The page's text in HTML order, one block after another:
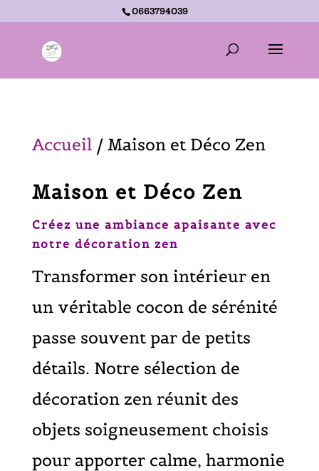
0663794039
Accueil/ Maison et Déco Zen
Maison et Déco Zen
Créez une ambiance apaisante avec
notre décoration zen
Transformer son intérieur en
un véritable cocon de sérénité
passe souvent par de petits
détails. Notre sélection de
décoration zen réunit des
objets soigneusement choisis
pour apporter calme, harmonie